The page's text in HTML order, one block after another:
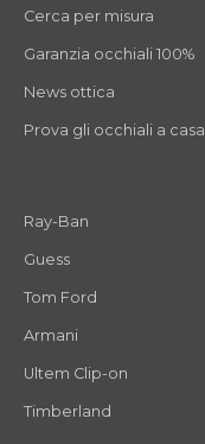
Cerca per misura
Garanzia occhiali 100%
News ottica
Prova gli occhiali a casa
Ray-Ban
Guess
Tom Ford
Armani
Ultem Clip-on
Timberland